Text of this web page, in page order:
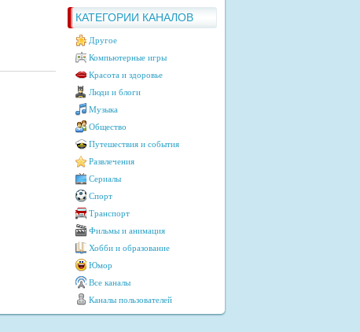
КАТЕГОРИИ КАНАЛОВ
Другое
Компьютерные игры
Красота и здоровье
Люди и блоги
Музыка
Общество
Путешествия и события
Развлечения
Сериалы
Спорт
Транспорт
Фильмы и анимация
Хобби и образование
Юмор
Все каналы
Каналы пользователей